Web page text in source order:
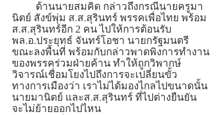
ด้านนายสมคิด กล่าวถึงกรณีนายครูมา
นิตย์ สังข์พุ่ม ส.ส.สุรินทร์ พรรคเพื่อไทย พร้อม
ส.ส.สุรินทร์อีก 2 คน ไปให้การต้อนรับ
พล.อ.ประยุทธ์ จันทร์โอชา นายกรัฐมนตรี
ขณะลงพื้นที่ พร้อมกับกล่าวพาดพิงการทำงาน
ของพรรคร่วมฝ่ายค้าน ทำให้ถูกวิพากษ์
วิจารณ์เชื่อมโยงไปถึงการจะเปลี่ยนขั้ว
ทางการเมืองว่า เราไม่ได้มองไกลไปขนาดนั้น
นายมานิตย์ และส.ส.สุรินทร์ ที่ไปต่างยืนยัน
จะไม่ย้ายออกไปไหน